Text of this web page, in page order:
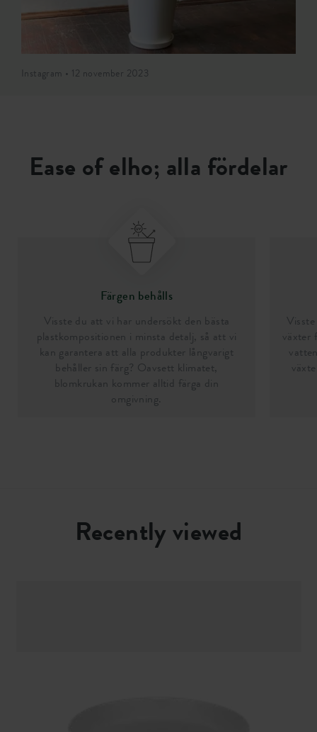
Instagram • 12 november 2023
Ease of elho; alla fördelar
Färgen behålls
Visste du att vi har undersökt den bästa
plastkompositionen i minsta detalj, så att vi
kan garantera att alla produkter långvarigt
behåller sin färg? Oavsett klimatet,
blomkrukan kommer alltid färga din
omgivning.
växter
Recently viewed